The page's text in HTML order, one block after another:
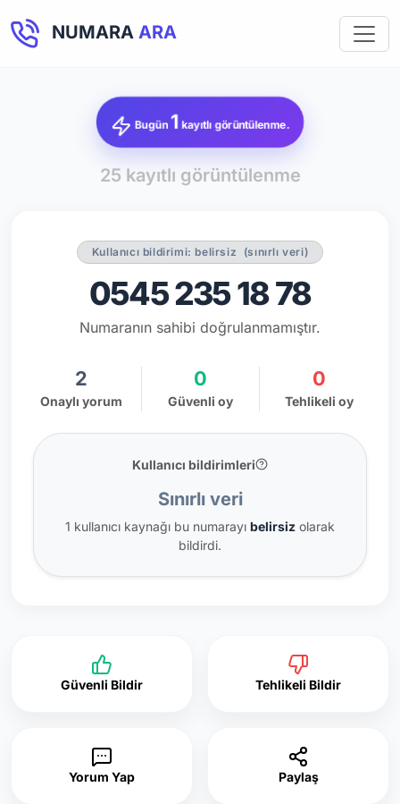
NUMARA ARA
Bugün 1 kayıtlı görüntülenme.
25 kayıtlı görüntülenme
Kullanıcı bildirimi: belirsiz (sınırlı veri)
0545 235 18 78
Numaranın sahibi doğrulanmamıştır.
2
Onaylı yorum
0
Güvenli oy
0
Tehlikeli oy
Kullanıcı bildirimleri
Sınırlı veri
1 kullanıcı kaynağı bu numarayı belirsiz olarak
bildirdi.
Güvenli Bildir Tehlikeli Bildir
Yorum Yap Paylaş